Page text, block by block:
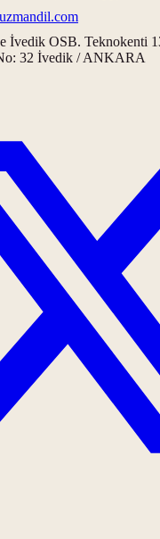
İvedik OSB. Teknokenti
32 İvedik / ANKARA